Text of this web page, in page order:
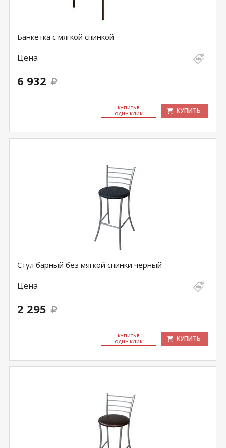
Банкетка с мягкой спинкой
Цена
6 932
КУ­ПИТЬ В
ОДИН КЛИК
КУПИТЬ
Стул барный без мягкой спинки черный
Цена
2 295
КУ­ПИТЬ В
ОДИН КЛИК
КУПИТЬ